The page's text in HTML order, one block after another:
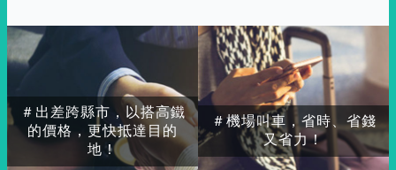
＃出差跨縣市，以搭高鐵
的價格，更快抵達目的
地！
＃機場叫車，省時、省錢
又省力！